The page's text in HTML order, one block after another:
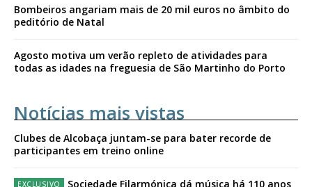
Bombeiros angariam mais de 20 mil euros no âmbito do
peditório de Natal
Agosto motiva um verão repleto de atividades para
todas as idades na freguesia de São Martinho do Porto
Notícias mais vistas
Clubes de Alcobaça juntam-se para bater recorde de
participantes em treino online
Sociedade Filarmónica dá música há 110 anos